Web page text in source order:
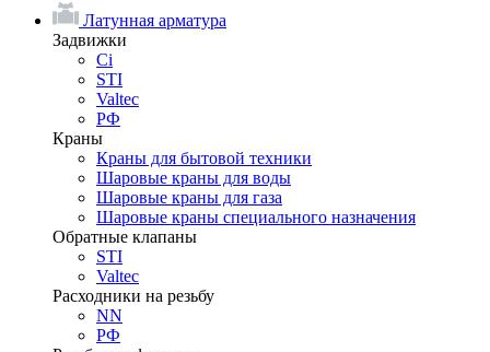
Латунная арматура
Задвижки
Ci
STI
Valtec
РФ
Краны
Краны для бытовой техники
Шаровые краны для воды
Шаровые краны для газа
Шаровые краны специального назначения
Обратные клапаны
STI
Valtec
Расходники на резьбу
NN
РФ